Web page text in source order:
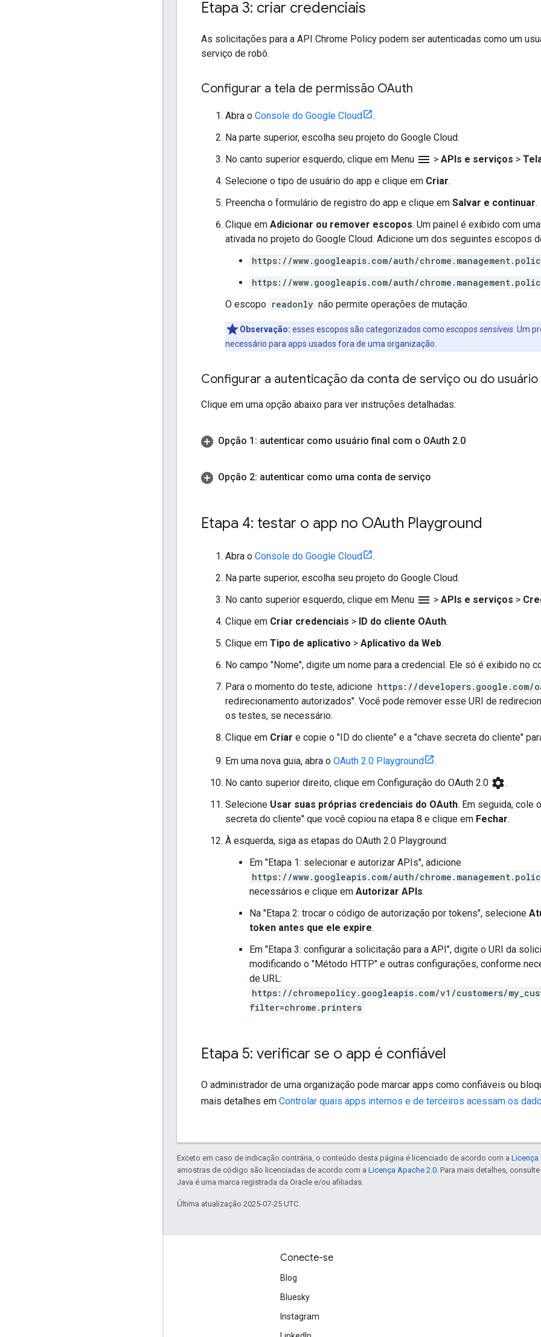
Etapa 3: criar credenciais
As solicitações para a API Chrome Policy podem ser autenticadas como um
serviço de robô.
Configurar a tela de permissão OAuth
Abra o Console do Google Cloud
.
Na parte superior, escolha seu projeto do Google Cloud.
No canto superior esquerdo, clique em Menu menu > APIs e serviços >
Selecione o tipo de usuário do app e clique em Criar.
Preencha o formulário de registro do app e clique em Salvar e continuar.
Clique em Adicionar ou remover escopos. Um painel é exibido com
ativada no projeto do Google Cloud. Adicione um dos seguintes escopos
https://www.googleapis.com/auth/
https://www.googleapis.com/auth/
O escopo readonly não permite operações de mutação.
Observação: esses escopos são categorizados como escopos sensíveis . Um
necessário para apps usados fora de uma organização.
Configurar a autenticação da conta de serviço ou do usuário
Clique em uma opção abaixo para ver instruções detalhadas:
Opção 1: autenticar como usuário final com o OAuth 2.0
Opção 2: autenticar como uma conta de serviço
Etapa 4: testar o app no OAuth Playground
Abra o Console do Google Cloud
.
Na parte superior, escolha seu projeto do Google Cloud.
No canto superior esquerdo, clique em Menu menu > APIs e serviços >
Clique em Criar credenciais > ID do cliente OAuth.
Clique em Tipo de aplicativo > Aplicativo da Web.
No campo "Nome", digite um nome para a credencial. Ele só é exibido no
Para o momento do teste, adicione https://developers.google.com/
redirecionamento autorizados". Você pode remover esse URI de
os testes, se necessário.
Clique em Criar e copie o "ID do cliente" e a "chave secreta do cliente"
Em uma nova guia, abra o OAuth 2.0 Playground
.
No canto superior direito, clique em Configuração do OAuth 2.0 settings.
Selecione Usar suas próprias credenciais do OAuth. Em seguida, cole
secreta do cliente" que você copiou na etapa 8 e clique em Fechar.
À esquerda, siga as etapas do OAuth 2.0 Playground:
Em "Etapa 1: selecionar e autorizar APIs", adicione
https://www.googleapis.com/auth/
necessários e clique em Autorizar APIs.
Na "Etapa 2: trocar o código de autorização por tokens", selecione
token antes que ele expire.
Em "Etapa 3: configurar a solicitação para a API", digite o URI da
modificando o "Método HTTP" e outras configurações, conforme
de URL:
https://chromepolicy.googleapis.com/v1/customers/
filter=chrome.printers
Etapa 5: verificar se o app é confiável
O administrador de uma organização pode marcar apps como confiáveis ou
mais detalhes em Controlar quais apps internos e de terceiros acessam os
Exceto em caso de indicação contrária, o conteúdo desta página é licenciado de acordo com a Licença
amostras de código são licenciadas de acordo com a Licença Apache 2.0 . Para mais detalhes,
Java é uma marca registrada da Oracle e/ou afiliadas.
Última atualização 2025-07-25 UTC.
Conecte-se
Blog
Bluesky
Instagram